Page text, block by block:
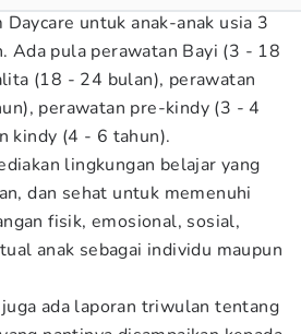
untuk anak-anak usia 3
Ada pula perawatan Bayi (3 - 18
(18 - 24 bulan), perawatan
perawatan pre-kindy (3 - 4
kindy (4 - 6 tahun).
lingkungan belajar yang
dan sehat untuk memenuhi
fisik, emosional, sosial,
anak sebagai individu maupun
ada laporan triwulan tentang